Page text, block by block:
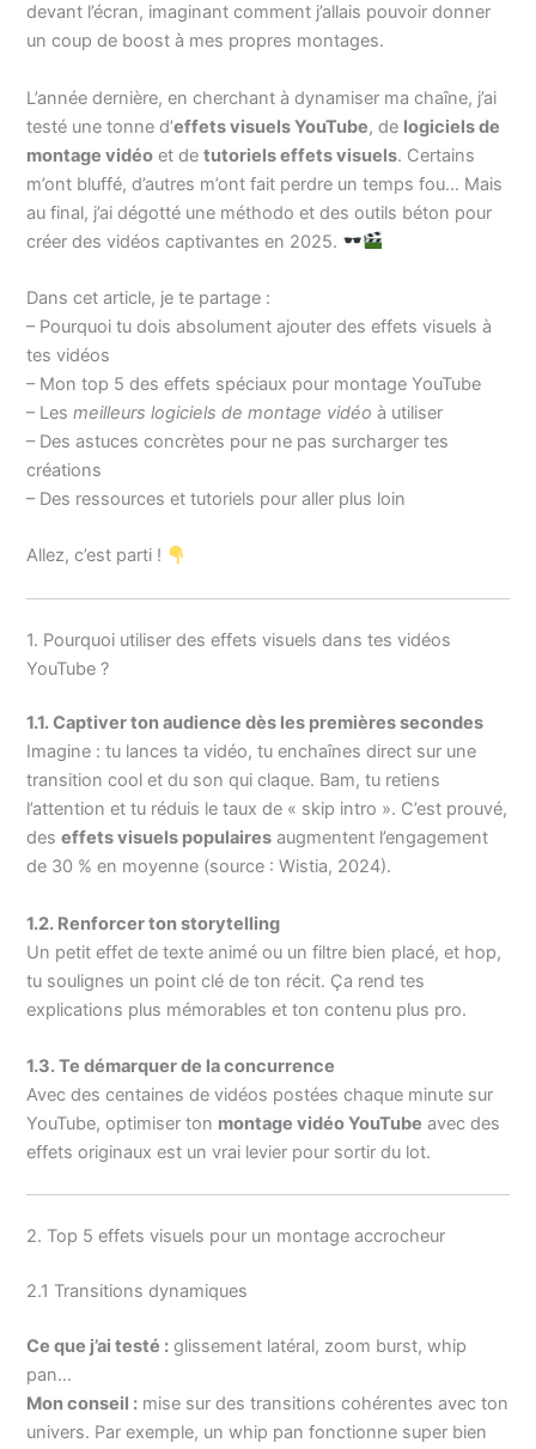
devant l’écran, imaginant comment j’allais pouvoir donner
un coup de boost à mes propres montages.
L’année dernière, en cherchant à dynamiser ma chaîne, j’ai
testé une tonne d’effets visuels YouTube, de logiciels de
montage vidéo et detutoriels effets visuels. Certains
m’ont bluffé, d’autres m’ont fait perdre un temps fou… Mais
au final, j’ai dégotté une méthodo et des outils béton pour
créer des vidéos captivantes en 2025.
Dans cet article, je te partage :
– Pourquoi tu dois absolument ajouter des effets visuels à
tes vidéos
– Mon top 5 des effets spéciaux pour montage YouTube
– Lesmeilleurs logiciels de montage vidéo à utiliser
– Des astuces concrètes pour ne pas surcharger tes
créations
– Des ressources et tutoriels pour aller plus loin
Allez, c’est parti !
1. Pourquoi utiliser des effets visuels dans tes vidéos
YouTube ?
1.1. Captiver ton audience dès les premières secondes
Imagine : tu lances ta vidéo, tu enchaînes direct sur une
transition cool et du son qui claque. Bam, tu retiens
l’attention et tu réduis le taux de « skip intro ». C’est prouvé,
deseffets visuels populaires augmentent l’engagement
de 30 % en moyenne (source : Wistia, 2024).
1.2. Renforcer ton storytelling
Un petit effet de texte animé ou un filtre bien placé, et hop,
tu soulignes un point clé de ton récit. Ça rend tes
explications plus mémorables et ton contenu plus pro.
1.3. Te démarquer de la concurrence
Avec des centaines de vidéos postées chaque minute sur
YouTube, optimiser ton montage vidéo YouTube avec des
effets originaux est un vrai levier pour sortir du lot.
2. Top 5 effets visuels pour un montage accrocheur
2.1 Transitions dynamiques
Ce que j’ai testé : glissement latéral, zoom burst, whip
pan…
Mon conseil : mise sur des transitions cohérentes avec ton
univers. Par exemple, un whip pan fonctionne super bien